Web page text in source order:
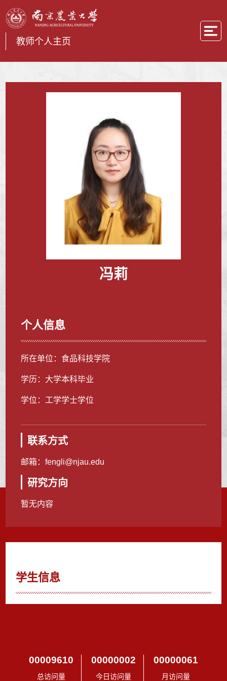
教师个人主页
冯莉
个人信息
所在单位：食品科技学院
学历：大学本科毕业
学位：工学学士学位
联系方式
邮箱：fengli@njau.edu
研究方向
暂无内容
学生信息
00009610
总访问量
00000002
今日访问量
00000061
月访问量